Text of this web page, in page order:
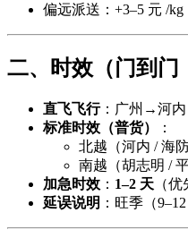
偏远派送：+3–5 元 /kg
二、时效（门到门
直飞飞行：广州→河内
标准时效（普货）
：
北越（河内 / 海防
南越（胡志明 /
加急时效 ： 1–2 天 （
延误说明 ：旺季（